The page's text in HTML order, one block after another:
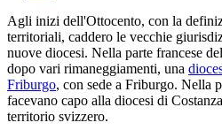
Agli inizi dell'Ottocento, con la
territoriali, caddero le vecchie
nuove diocesi. Nella parte francese
dopo vari rimaneggiamenti, una
Friburgo, con sede a Friburgo. Nella
facevano capo alla diocesi di
territorio svizzero.